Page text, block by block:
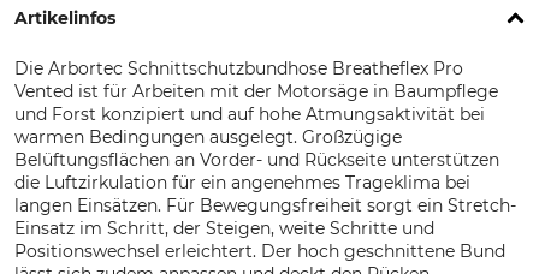
Artikelinfos
Die Arbortec Schnittschutzbundhose Breatheflex Pro
Vented ist für Arbeiten mit der Motorsäge in Baumpflege
und Forst konzipiert und auf hohe Atmungsaktivität bei
warmen Bedingungen ausgelegt. Großzügige
Belüftungsflächen an Vorder- und Rückseite unterstützen
die Luftzirkulation für ein angenehmes Trageklima bei
langen Einsätzen. Für Bewegungsfreiheit sorgt ein Stretch-
Einsatz im Schritt, der Steigen, weite Schritte und
Positionswechsel erleichtert. Der hoch geschnittene Bund